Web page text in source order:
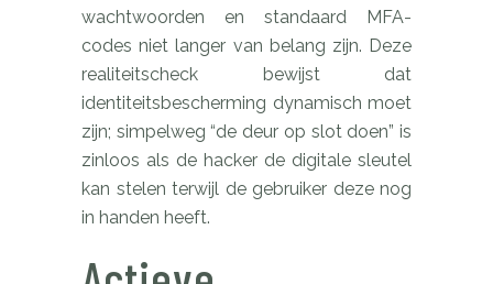
wachtwoorden en standaard MFA-
codes niet langer van belang zijn. Deze
realiteitscheck bewijst dat
identiteitsbescherming dynamisch moet
zijn; simpelweg “de deur op slot doen” is
zinloos als de hacker de digitale sleutel
kan stelen terwijl de gebruiker deze nog
in handen heeft.